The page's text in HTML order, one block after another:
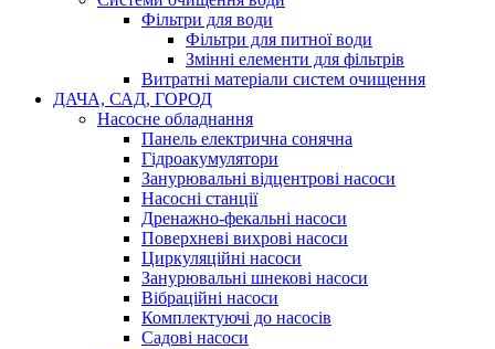
Фільтри для води
Фільтри для питної води
Змінні елементи для фільтрів
Витратні матеріали систем очищення
ДАЧА, САД, ГОРОД
Насосне обладнання
Панель електрична сонячна
Гідроакумулятори
Занурювальні відцентрові насоси
Насосні станції
Дренажно-фекальні насоси
Поверхневі вихрові насоси
Циркуляційні насоси
Занурювальні шнекові насоси
Вібраційні насоси
Комплектуючі до насосів
Cадові насоси